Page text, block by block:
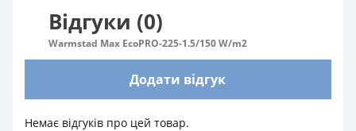
Відгуки (0)
Warmstad Max EcoPRO-225-1.5/150 W/m2
Додати відгук
Немає відгуків про цей товар.